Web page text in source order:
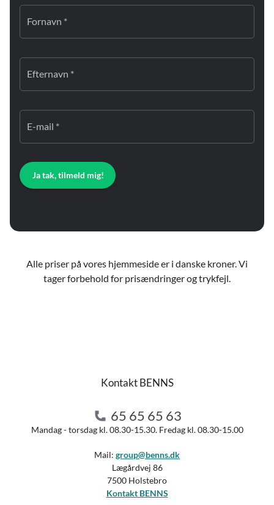
Fornavn *
Efternavn *
E-mail *
Ja tak, tilmeld mig!
Alle priser på vores hjemmeside er i danske kroner. Vi
tager forbehold for prisændringer og trykfejl.
Kontakt BENNS
65 65 65 63
Mandag - torsdag kl. 08.30-15.30. Fredag kl. 08.30-15.00
Mail: group@benns.dk
Lægårdvej 86
7500 Holstebro
Kontakt BENNS